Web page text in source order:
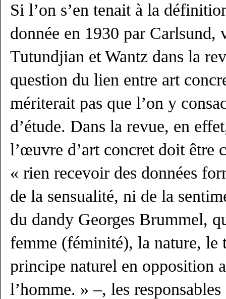
Si l’on s’en tenait à la
donnée en 1930 par
Tutundjian et Wantz dans la
question du lien entre art
mériterait pas que l’on y
d’étude. Dans la revue, en
l’œuvre d’art concret doit être
« rien recevoir des données
de la sensualité, ni de la
du dandy Georges Brummel,
femme (féminité), la nature, le
principe naturel en opposition
l’homme. » –, les